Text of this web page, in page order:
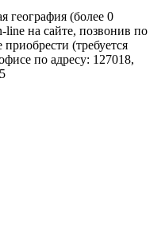
география (более 0
на сайте, позвонив по
(требуется
по адресу: 127018,